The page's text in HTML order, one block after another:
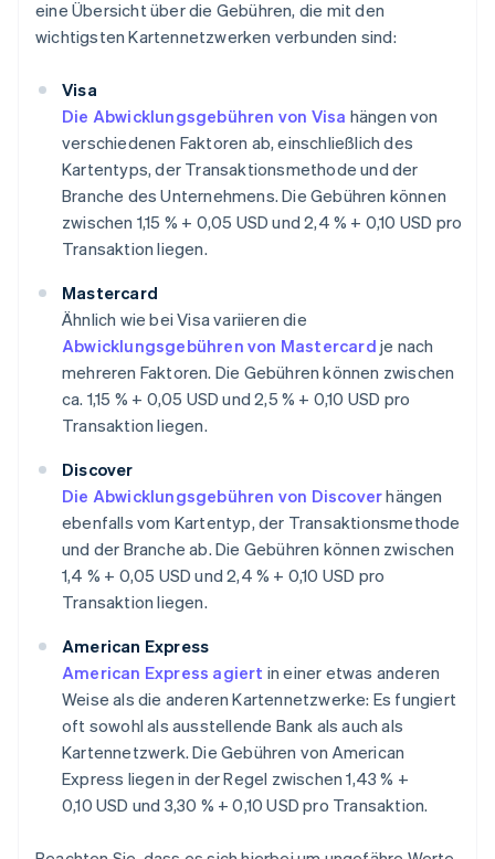
eine Übersicht über die Gebühren, die mit den
wichtigsten Kartennetzwerken verbunden sind:
Visa
Die Abwicklungsgebühren von Visa hängen von
verschiedenen Faktoren ab, einschließlich des
Kartentyps, der Transaktionsmethode und der
Branche des Unternehmens. Die Gebühren können
zwischen 1,15 % + 0,05 USD und 2,4 % + 0,10 USD pro
Transaktion liegen.
Mastercard
Ähnlich wie bei Visa variieren die
Abwicklungsgebühren von Mastercard je nach
mehreren Faktoren. Die Gebühren können zwischen
ca. 1,15 % + 0,05 USD und 2,5 % + 0,10 USD pro
Transaktion liegen.
Discover
Die Abwicklungsgebühren von Discoverhängen
ebenfalls vom Kartentyp, der Transaktionsmethode
und der Branche ab. Die Gebühren können zwischen
1,4 % + 0,05 USD und 2,4 % + 0,10 USD pro
Transaktion liegen.
American Express
American Express agiert in einer etwas anderen
Weise als die anderen Kartennetzwerke: Es fungiert
oft sowohl als ausstellende Bank als auch als
Kartennetzwerk. Die Gebühren von American
Express liegen in der Regel zwischen 1,43 % +
0,10 USD und 3,30 % + 0,10 USD pro Transaktion.